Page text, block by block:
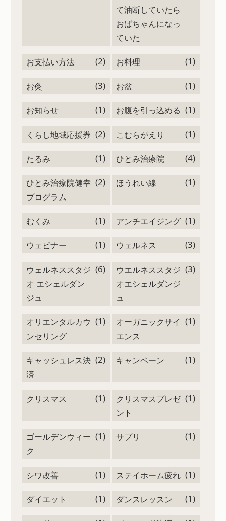
て油断していたら
おばちゃんになっ
ていた
お支払い方法 (2) お料理 (1)
お灸 (3) お盆 (1)
お知らせ (1) お腹を引っ込める (1)
くらし地域応援券 (2) こむらがえり (1)
たるみ (1) ひとみ治療院 (4)
ひとみ治療院健幸
プログラム
(2) ほうれい線 (1)
むくみ (1) アンチエイジング (1)
ウェビナー (1) ウェルネス (3)
ウェルネススタジ
オ エシェルダン
ジュ
(6)
ウエルネススタジ
オエシェルダンジ
ュ
(3)
オリエンタルカウ
ンセリング
(1)
オーガニックサイ
エンス
(1)
キャッシュレス決
済
(2) キャンペーン (1)
クリスマス (1)
クリスマスプレゼ
ント
(1)
ゴールデンウィー
ク
(1) サプリ (1)
シワ改善 (1) ステイホーム疲れ (1)
ダイエット (1) ダンスレッスン (1)